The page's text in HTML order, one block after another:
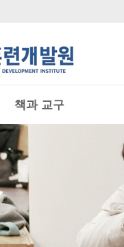
책과 교구